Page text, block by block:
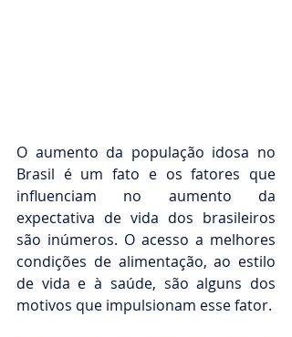
O aumento da população idosa no
Brasil é um fato e os fatores que
influenciam no aumento da
expectativa de vida dos brasileiros
são inúmeros. O acesso a melhores
condições de alimentação, ao estilo
de vida e à saúde, são alguns dos
motivos que impulsionam esse fator.